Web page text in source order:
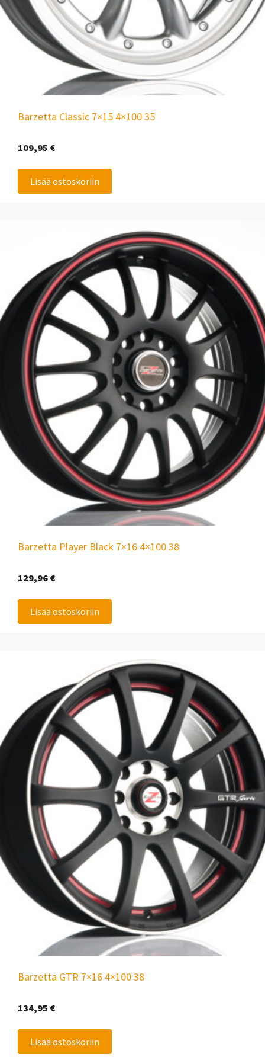
Barzetta Classic 7×15 4×100 35
109,95 €
Lisää ostoskoriin
Barzetta Player Black 7×16 4×100 38
129,96 €
Lisää ostoskoriin
Barzetta GTR 7×16 4×100 38
134,95 €
Lisää ostoskoriin